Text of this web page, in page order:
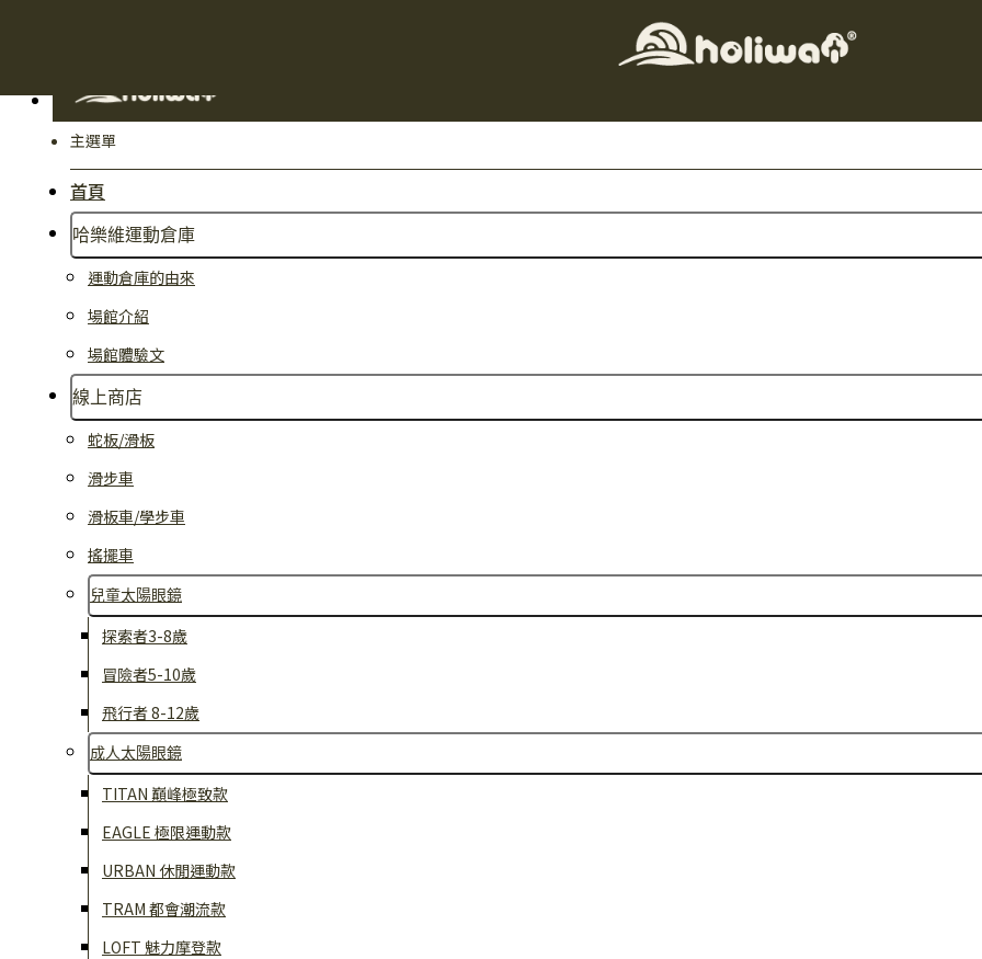
主選單
首頁
哈樂維運動倉庫
運動倉庫的由來
場館介紹
場館體驗文
線上商店
蛇板/滑板
滑步車
滑板車/學步車
搖擺車
兒童太陽眼鏡
探索者3-8歲
冒險者5-10歲
飛行者 8-12歲
成人太陽眼鏡
TITAN 巔峰極致款
EAGLE 極限運動款
URBAN 休閒運動款
TRAM 都會潮流款
LOFT 魅力摩登款